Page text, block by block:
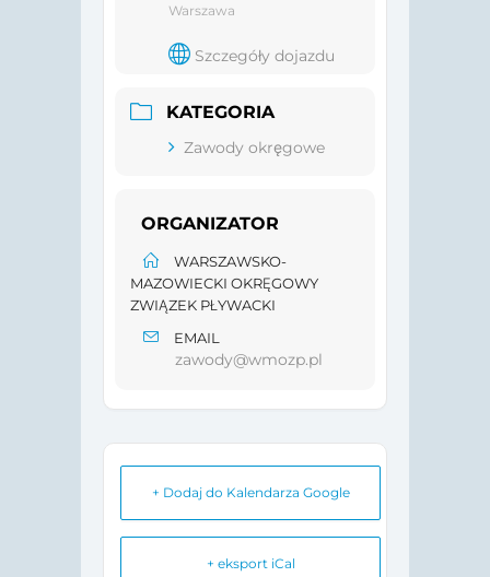
Warszawa
Szczegóły dojazdu
KATEGORIA
Zawody okręgowe
ORGANIZATOR
WARSZAWSKO-
MAZOWIECKI OKRĘGOWY
ZWIĄZEK PŁYWACKI
EMAIL
zawody@wmozp.pl
+ Dodaj do Kalendarza Google
+ eksport iCal